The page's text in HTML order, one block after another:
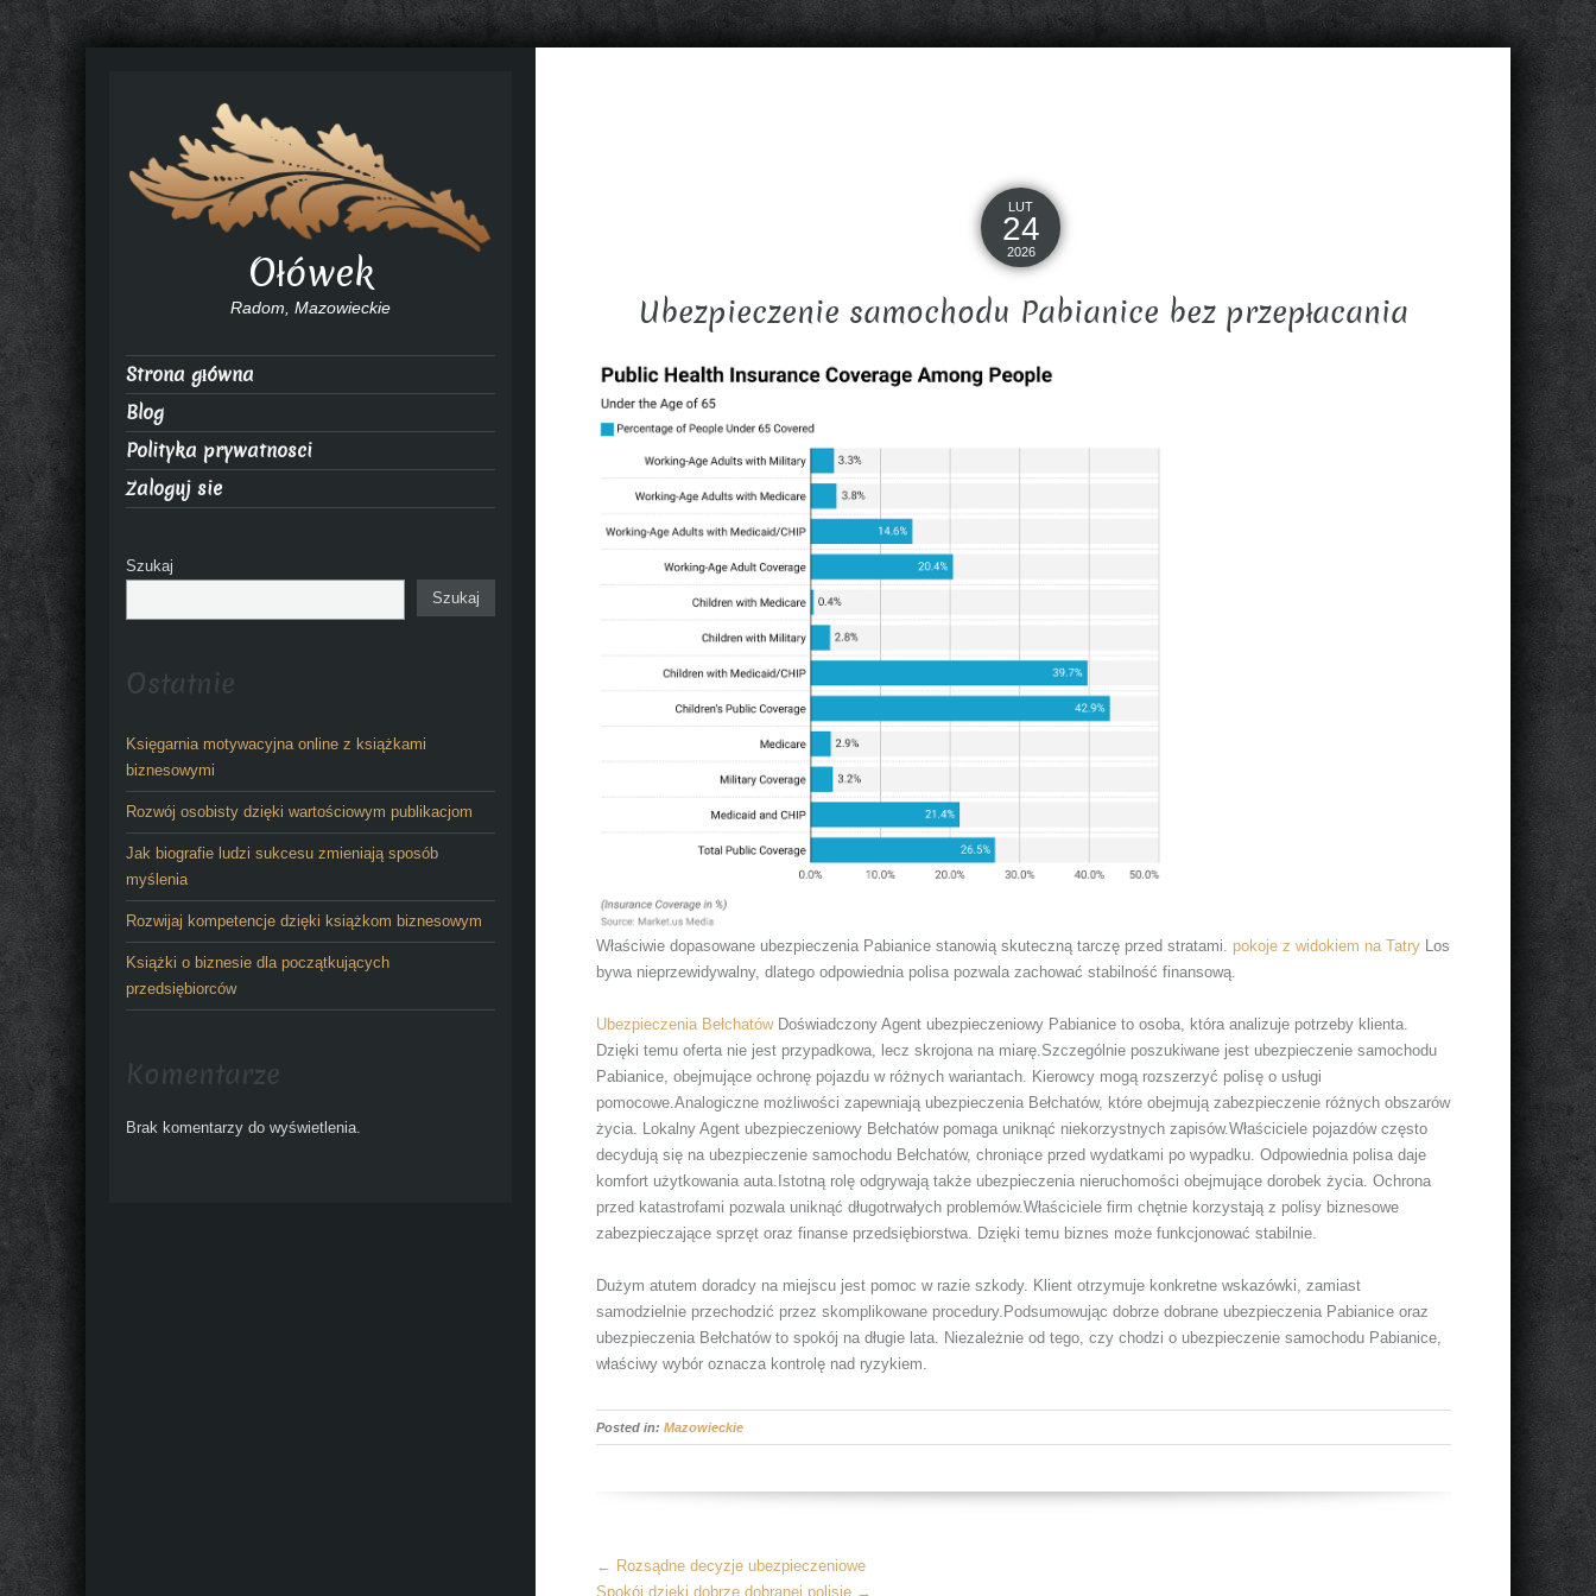
LUT
24
2026
Ubezpieczenie samochodu Pabianice bez przepłacania
Właściwie dopasowane ubezpieczenia Pabianice stanowią skuteczną tarczę przed stratami. pokoje z widokiem na Tatry Los
bywa nieprzewidywalny, dlatego odpowiednia polisa pozwala zachować stabilność finansową.
Ubezpieczenia BełchatówDoświadczony Agent ubezpieczeniowy Pabianice to osoba, która analizuje potrzeby klienta.
Dzięki temu oferta nie jest przypadkowa, lecz skrojona na miarę.Szczególnie poszukiwane jest ubezpieczenie samochodu
Pabianice, obejmujące ochronę pojazdu w różnych wariantach. Kierowcy mogą rozszerzyć polisę o usługi
pomocowe.Analogiczne możliwości zapewniają ubezpieczenia Bełchatów, które obejmują zabezpieczenie różnych obszarów
życia. Lokalny Agent ubezpieczeniowy Bełchatów pomaga uniknąć niekorzystnych zapisów.Właściciele pojazdów często
decydują się na ubezpieczenie samochodu Bełchatów, chroniące przed wydatkami po wypadku. Odpowiednia polisa daje
komfort użytkowania auta.Istotną rolę odgrywają także ubezpieczenia nieruchomości obejmujące dorobek życia. Ochrona
przed katastrofami pozwala uniknąć długotrwałych problemów.Właściciele firm chętnie korzystają z polisy biznesowe
zabezpieczające sprzęt oraz finanse przedsiębiorstwa. Dzięki temu biznes może funkcjonować stabilnie.
Dużym atutem doradcy na miejscu jest pomoc w razie szkody. Klient otrzymuje konkretne wskazówki, zamiast
samodzielnie przechodzić przez skomplikowane procedury.Podsumowując dobrze dobrane ubezpieczenia Pabianice oraz
ubezpieczenia Bełchatów to spokój na długie lata. Niezależnie od tego, czy chodzi o ubezpieczenie samochodu Pabianice,
właściwy wybór oznacza kontrolę nad ryzykiem.
Posted in:Mazowieckie
More
← Rozsądne decyzje ubezpieczeniowe
Spokój dzięki dobrze dobranej polisie →
Ołówek
Radom, Mazowieckie
Strona główna
Blog
Polityka prywatnosci
Zaloguj sie
Szukaj
Szukaj
Ostatnie
Księgarnia motywacyjna online z książkami
biznesowymi
Rozwój osobisty dzięki wartościowym publikacjom
Jak biografie ludzi sukcesu zmieniają sposób
myślenia
Rozwijaj kompetencje dzięki książkom biznesowym
Książki o biznesie dla początkujących
przedsiębiorców
Komentarze
Brak komentarzy do wyświetlenia.